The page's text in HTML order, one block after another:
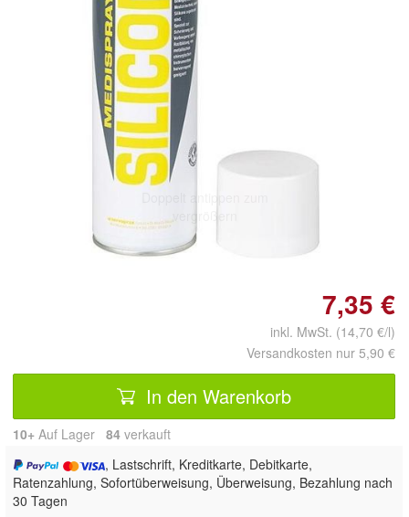
Doppelt antippen zum
7,35 €
inkl. MwSt. (14,70 €/l)
Versandkosten nur 5,90 €
In den Warenkorb
10+ Auf Lager 84 verkauft
, Lastschrift, Kreditkarte, Debitkarte,
Ratenzahlung, Sofortüberweisung, Überweisung, Bezahlung nach
30 Tagen